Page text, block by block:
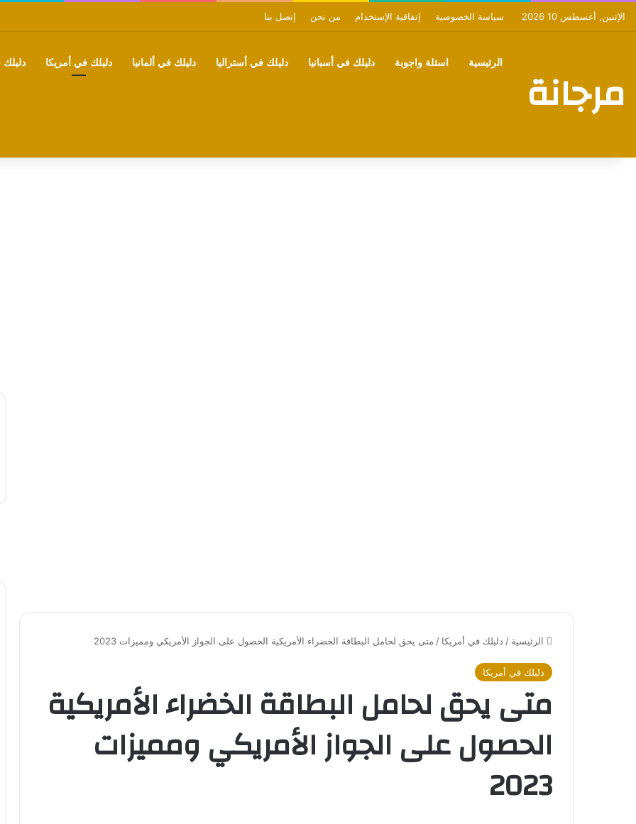
الإثنين, أغسطس 10 2026 سياسة الخصوصية إتفاقية الإستخدام من نحن إتصل بنا
مرجانة الرئيسية اسئلة واجوبة دليلك في أسبانيا دليلك في أستراليا دليلك في ألمانيا دليلك في أمريكا دليلك
الرئيسية / دليلك في أمريكا / متى يحق لحامل البطاقة الخضراء الأمريكية الحصول على الجواز الأمريكي ومميزات 2023
دليلك في أمريكا
متى يحق لحامل البطاقة الخضراء الأمريكية
الحصول على الجواز الأمريكي ومميزات
2023